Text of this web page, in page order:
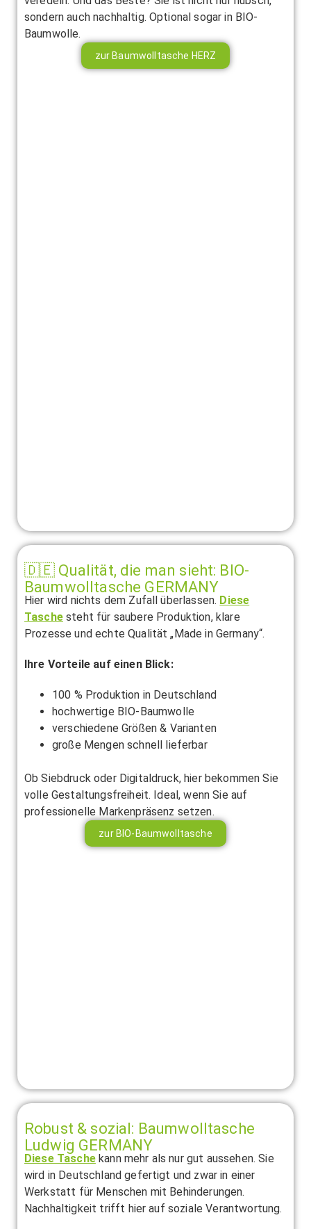
sondern auch nachhaltig. Optional sogar in BIO-
Baumwolle.
zur Baumwolltasche HERZ
🇩🇪 Qualität, die man sieht: BIO-
Baumwolltasche GERMANY
Hier wird nichts dem Zufall überlassen. Diese
Taschesteht für saubere Produktion, klare
Prozesse und echte Qualität „Made in Germany“.
Ihre Vorteile auf einen Blick:
100 % Produktion in Deutschland
hochwertige BIO-Baumwolle
verschiedene Größen & Varianten
große Mengen schnell lieferbar
Ob Siebdruck oder Digitaldruck, hier bekommen Sie
volle Gestaltungsfreiheit. Ideal, wenn Sie auf
professionelle Markenpräsenz setzen.
zur BIO-Baumwolltasche
Robust & sozial: Baumwolltasche
Ludwig GERMANY
Diese Taschekann mehr als nur gut aussehen. Sie
wird in Deutschland gefertigt und zwar in einer
Werkstatt für Menschen mit Behinderungen.
Nachhaltigkeit trifft hier auf soziale Verantwortung.